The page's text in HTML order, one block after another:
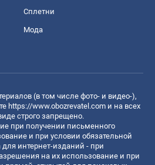
Сплетни
Мода
(в том числе фото- и видео-),
https://www.obozrevatel.com и на всех
строго запрещено.
при получении письменного
и при условии обязательной
для интернет-изданий - при
на их использование и при